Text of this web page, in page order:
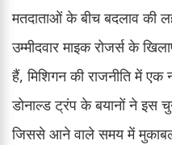
मतदाताओं के बीच बदलाव की
उम्मीदवार माइक रोजर्स के
हैं, मिशिगन की राजनीति में एक
डोनाल्ड ट्रंप के बयानों ने इस
जिससे आने वाले समय में